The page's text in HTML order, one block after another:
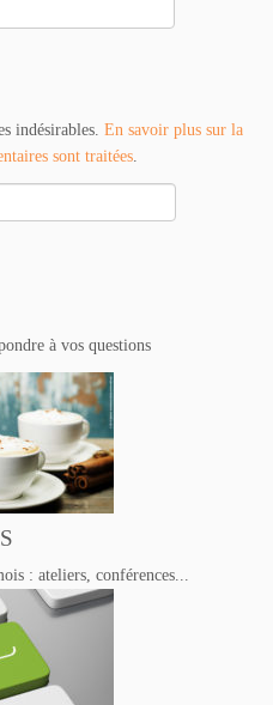
indésirables. En savoir plus sur la
sont traitées
à vos questions
: ateliers, conférences...